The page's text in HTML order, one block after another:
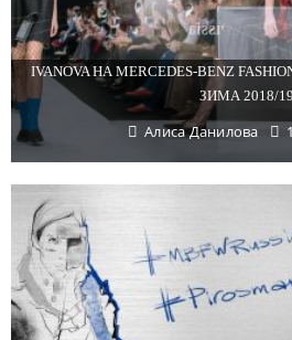
IVANOVA НА MERCEDES-BENZ
ЗИМА 2018/19
Алиса Данилова